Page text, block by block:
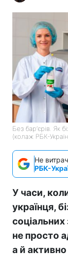
Без барʼєрів. Як
(колаж РБК-
Не
РБК-
У часи,
українця,
соціальних
не просто
а й